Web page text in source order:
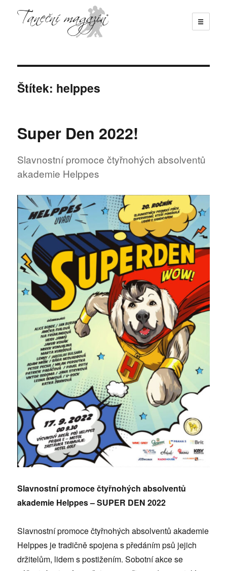
☰
Štítek: helppes
Super Den 2022!
Slavnostní promoce čtyřnohých absolventů
akademie Helppes
Slavnostní promoce čtyřnohých absolventů
akademie Helppes – SUPER DEN 2022
Slavnostní promoce čtyřnohých absolventů akademie
Helppes je tradičně spojena s předáním psů jejich
držitelům, lidem s postižením. Sobotní akce se